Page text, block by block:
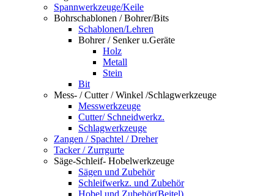
Spannwerkzeuge/Keile
Bohrschablonen / Bohrer/Bits
Schablonen/Lehren
Bohrer / Senker u.Geräte
Holz
Metall
Stein
Bit
Mess- / Cutter / Winkel /Schlagwerkzeuge
Messwerkzeuge
Cutter/ Schneidwerkz.
Schlagwerkzeuge
Zangen / Spachtel / Dreher
Tacker / Zurrgurte
Säge-Schleif- Hobelwerkzeuge
Sägen und Zubehör
Schleifwerkz. und Zubehör